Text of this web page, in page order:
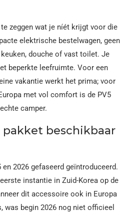
zeggen wat je níét krijgt voor die
elektrische bestelwagen, geen
douche of vast toilet. Je
beperkte leefruimte. Voor een
vakantie werkt het prima; voor
met vol comfort is de PV5
camper.
beschikbaar
2026 gefaseerd geïntroduceerd.
instantie in Zuid-Korea op de
dit accessoire ook in Europa
was begin 2026 nog niet officieel